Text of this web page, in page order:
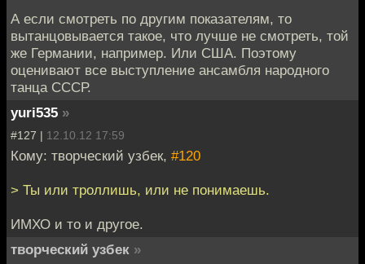
А если смотреть по другим показателям, то
вытанцовывается такое, что лучше не смотреть, той
же Германии, например. Или США. Поэтому
оценивают все выступление ансамбля народного
танца СССР.
yuri535 »
#127 | 12.10.12 17:59
Кому: творческий узбек, #120
> Ты или троллишь, или не понимаешь.
ИМХО и то и другое.
творческий узбек »